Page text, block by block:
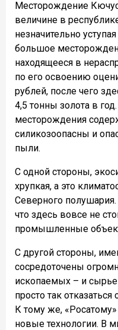
Месторождение
величине в
незначительно
большое
находящееся в
по его освоению
рублей, после чего
4,5 тонны золота в
месторождения
силикозоопасны и
пыли.
С одной стороны,
хрупкая, а это
Северного
что здесь вовсе не
промышленные
С другой стороны,
сосредоточены
ископаемых – и
просто так
К тому же,
новые технологии. В